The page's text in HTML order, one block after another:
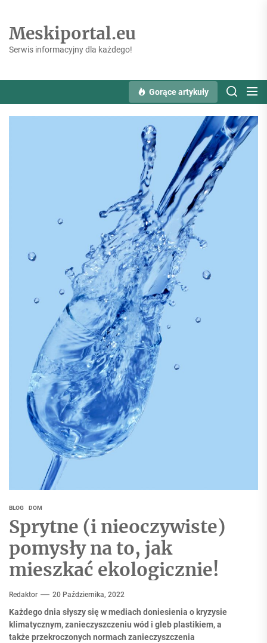
the
content
Meskiportal.eu
Serwis informacyjny dla każdego!
Gorące artykuły
BLOG DOM
Sprytne (i nieoczywiste)
pomysły na to, jak
mieszkać ekologicznie!
Redaktor 20 Października, 2022
Każdego dnia słyszy się w mediach doniesienia o kryzysie
klimatycznym, zanieczyszczeniu wód i gleb plastikiem, a
także przekroczonych normach zanieczyszczenia